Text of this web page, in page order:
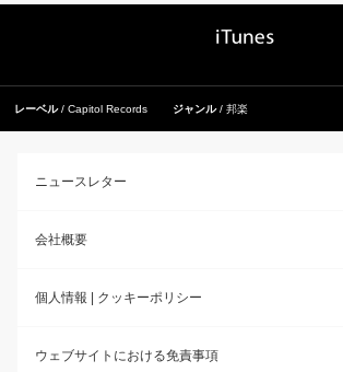
レーベル Capitol Records ジャンル 邦楽
ニュースレター
会社概要
個人情報 | クッキーポリシー
ウェブサイトにおける免責事項